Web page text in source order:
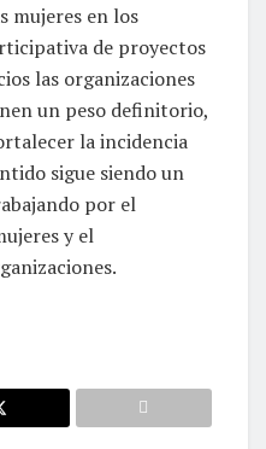
mujeres en los
de proyectos
las organizaciones
un peso definitorio,
la incidencia
sigue siendo un
por el
y el